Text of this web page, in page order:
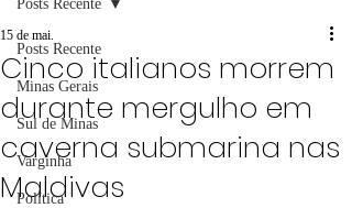
Posts Recente
Minas Gerais
Sul de Minas
Varginha
Política
Posts Recente
Cinco italianos morrem
durante mergulho em
caverna submarina nas
Maldivas
15 de mai.